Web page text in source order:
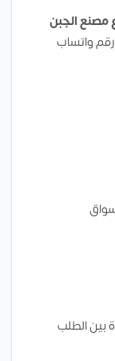
الجبن
واتساب
بين الطلب